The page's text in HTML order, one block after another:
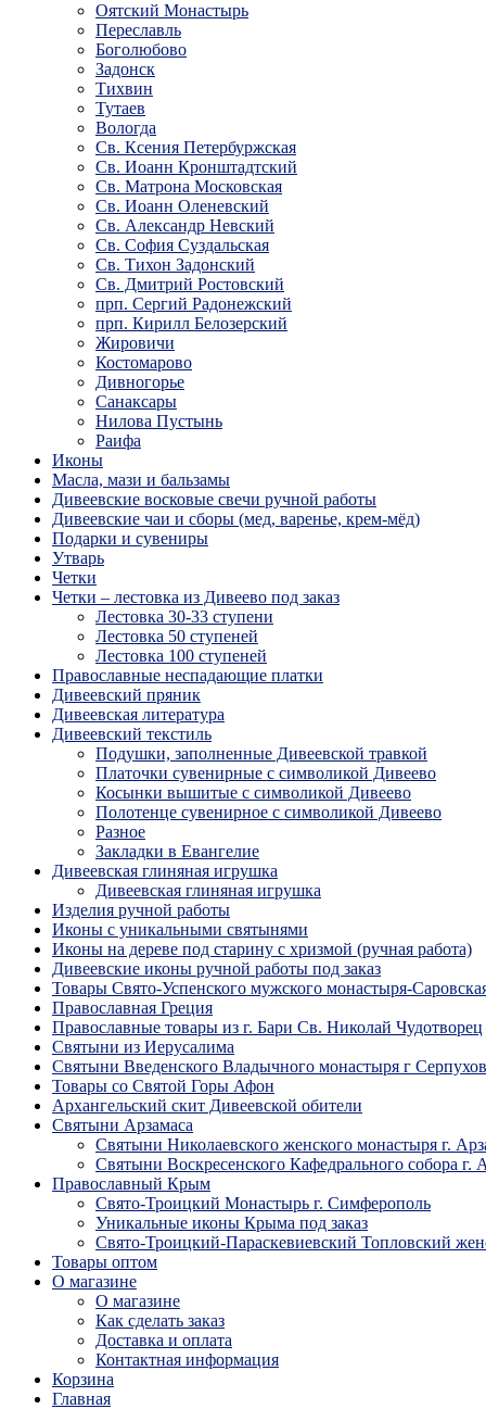
Оятский Монастырь
Переславль
Боголюбово
Задонск
Тихвин
Тутаев
Вологда
Св. Ксения Петербуржская
Св. Иоанн Кронштадтский
Св. Матрона Московская
Св. Иоанн Оленевский
Св. Александр Невский
Св. София Суздальская
Св. Тихон Задонский
Св. Дмитрий Ростовский
прп. Сергий Радонежский
прп. Кирилл Белозерский
Жировичи
Костомарово
Дивногорье
Санаксары
Нилова Пустынь
Раифа
Иконы
Масла, мази и бальзамы
Дивеевские восковые свечи ручной работы
Дивеевские чаи и сборы (мед, варенье, крем-мёд)
Подарки и сувениры
Утварь
Четки
Четки – лестовка из Дивеево под заказ
Лестовка 30-33 ступени
Лестовка 50 ступеней
Лестовка 100 ступеней
Православные неспадающие платки
Дивеевский пряник
Дивеевская литература
Дивеевский текстиль
Подушки, заполненные Дивеевской травкой
Платочки сувенирные с символикой Дивеево
Косынки вышитые с символикой Дивеево
Полотенце сувенирное с символикой Дивеево
Разное
Закладки в Евангелие
Дивеевская глиняная игрушка
Дивеевская глиняная игрушка
Изделия ручной работы
Иконы с уникальными святынями
Иконы на дереве под старину с хризмой (ручная работа)
Дивеевские иконы ручной работы под заказ
Товары Свято-Успенского мужского монастыря-
Православная Греция
Православные товары из г. Бари Св. Николай Чудотворец
Святыни из Иерусалима
Святыни Введенского Владычного монастыря г Серпухов
Товары со Святой Горы Афон
Архангельский скит Дивеевской обители
Святыни Арзамаса
Святыни Николаевского женского монастыря г.
Святыни Воскресенского Кафедрального собора г.
Православный Крым
Свято-Троицкий Монастырь г. Симферополь
Уникальные иконы Крыма под заказ
Свято-Троицкий-Параскевиевский Топловский
Товары оптом
О магазине
О магазине
Как сделать заказ
Доставка и оплата
Контактная информация
Корзина
Главная